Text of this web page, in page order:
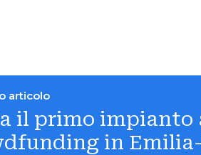
articolo
il primo impianto
in